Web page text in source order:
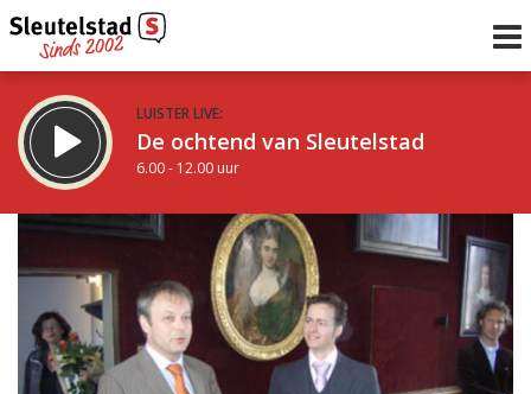
LUISTER LIVE:
De ochtend van Sleutelstad
6.00 - 12.00 uur
De middag van Sleutelstad
12.00 - 17.00 uur
Vorig uur
uur 1 van 0 Volgend uur
Inklappen